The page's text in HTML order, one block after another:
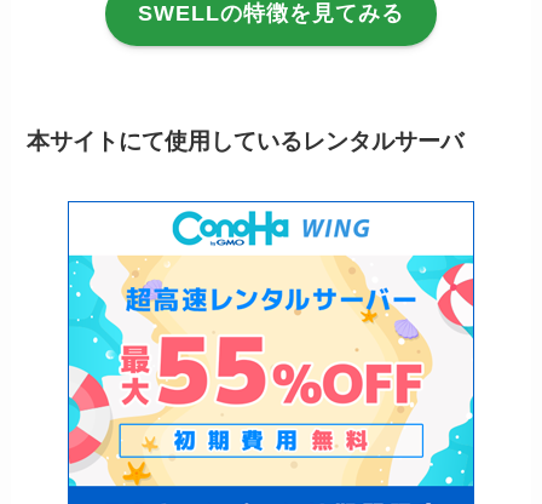
SWELLの特徴を見てみる
本サイトにて使用しているレンタルサーバ